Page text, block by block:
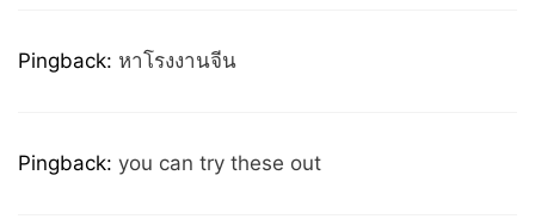
Pingback: หาโรงงานจีน
Pingback: you can try these out